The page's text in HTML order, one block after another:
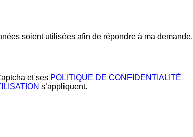
soient utilisées afin de répondre à ma demande.
et ses POLITIQUE DE CONFIDENTIALITÉ
s’appliquent.